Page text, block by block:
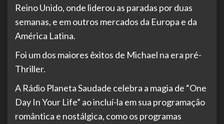
Reino Unido, onde liderou as paradas por duas
semanas, e em outros mercados da Europa e da
América Latina.
Foi um dos maiores êxitos de Michael na era pré-
Thriller.
A Rádio Planeta Saudade celebra a magia de “One
Day In Your Life” ao incluí-la em sua programação
romântica e nostálgica, como os programas